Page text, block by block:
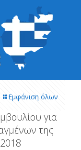
Εμφάνιση όλων
για
της